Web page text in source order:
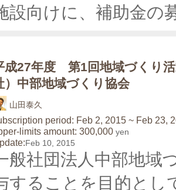
設向けに、補助金の
成27年度 第1回地域づくり
）中部地域づくり協会
山田泰久
period: Feb 2, 2015 ~ Feb 23,
limits amount: 300,000 yen
Feb 10, 2015
般社団法人中部地域
することを目的とし